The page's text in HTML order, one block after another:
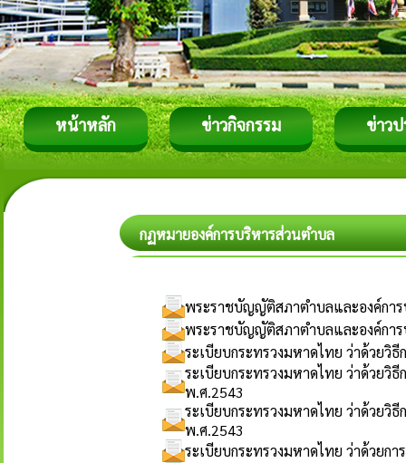
หน้าหลัก ข่าวกิจกรรม ข่าว
กฏหมายองค์การบริหารส่วนตำบล
พระราชบัญญัติสภาตำบลและองค์กา
พระราชบัญญัติสภาตำบลและองค์กา
ระเบียบกระทรวงมหาดไทย ว่าด้วยวิ
ระเบียบกระทรวงมหาดไทย ว่าด้วยวิ
พ.ศ.2543
ระเบียบกระทรวงมหาดไทย ว่าด้วยวิ
พ.ศ.2543
ระเบียบกระทรวงมหาดไทย ว่าด้วยก